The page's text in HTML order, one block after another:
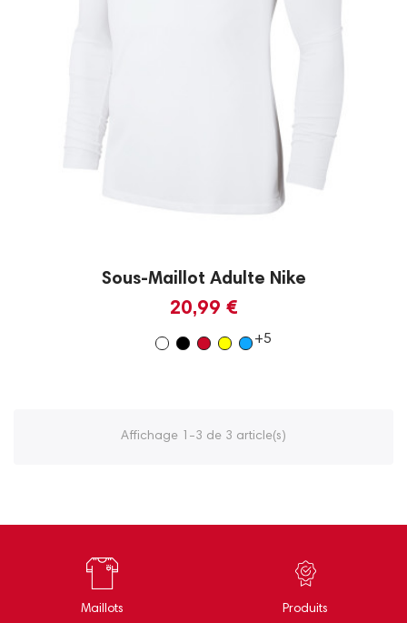
Sous-Maillot Adulte Nike
20,99 €
+5
Affichage 1-3 de 3 article(s)
Maillots
Produits